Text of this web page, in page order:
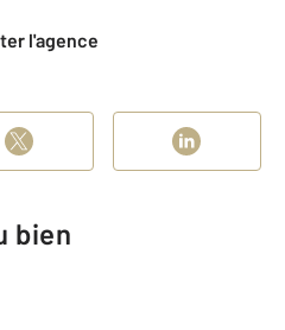
l'agence
bien